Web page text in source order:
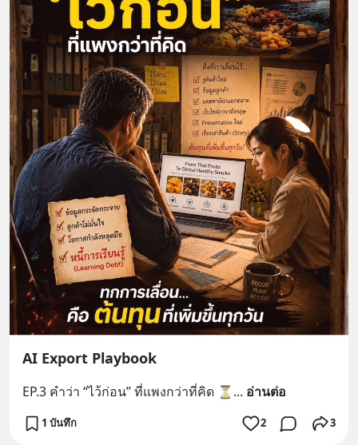
AI Export Playbook
EP.3 คำว่า “ไว้ก่อน” ที่แพงกว่าที่คิด ⏳ ... อ่านต่อ
1 บันทึก 2 3